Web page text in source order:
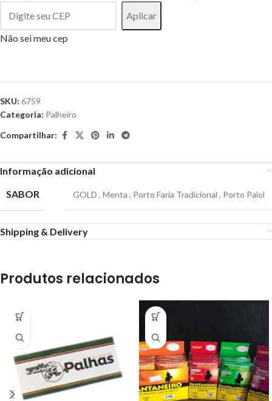
Aplicar
Não sei meu cep
SKU: 6759
Categoria: Palheiro
Compartilhar:
Informação adicional
SABOR
GOLD , Menta , Porto Faria Tradicional , Porto Paiol
Shipping & Delivery
Produtos relacionados